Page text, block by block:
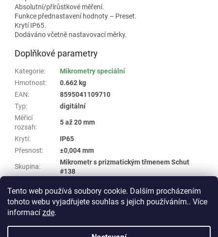
Tento web používá soubory cookie. Dalším procházením
tohoto webu vyjadřujete souhlas s jejich používáním.. Více
informací zde.
Absolutní/přírůstkové měření.
Funkce přednastavení hodnoty – Preset.
Krytí IP65.
Dodáváno včetně nastavovací měrky.
Doplňkové parametry
Kategorie:
Mikrometry speciální
Hmotnost:
0.662 kg
EAN:
8595041109710
Typ:
digitální
Měřicí
rozsah:
5 až 20 mm
Krytí:
IP65
Přesnost: ±0,004 mm
Skupina:
Mikrometr s prizmatickým třmenem Schut
#138